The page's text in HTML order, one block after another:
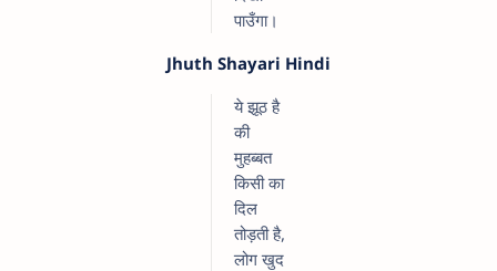
पाउँगा।
Jhuth Shayari Hindi
ये झूठ है
की
मुहब्बत
किसी का
दिल
तोड़ती है,
लोग खुद